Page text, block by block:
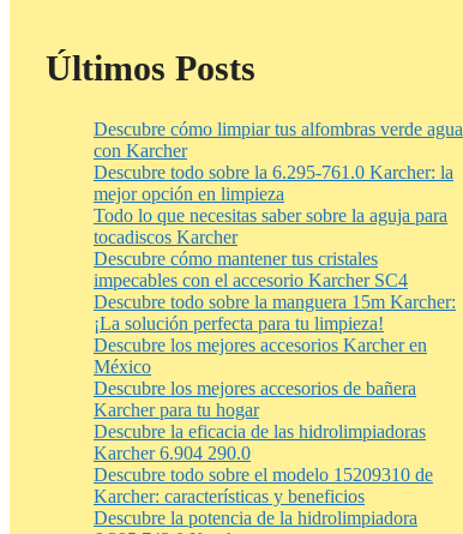
Últimos Posts
Descubre cómo limpiar tus alfombras verde agua
con Karcher
Descubre todo sobre la 6.295-761.0 Karcher: la
mejor opción en limpieza
Todo lo que necesitas saber sobre la aguja para
tocadiscos Karcher
Descubre cómo mantener tus cristales
impecables con el accesorio Karcher SC4
Descubre todo sobre la manguera 15m Karcher:
¡La solución perfecta para tu limpieza!
Descubre los mejores accesorios Karcher en
México
Descubre los mejores accesorios de bañera
Karcher para tu hogar
Descubre la eficacia de las hidrolimpiadoras
Karcher 6.904 290.0
Descubre todo sobre el modelo 15209310 de
Karcher: características y beneficios
Descubre la potencia de la hidrolimpiadora